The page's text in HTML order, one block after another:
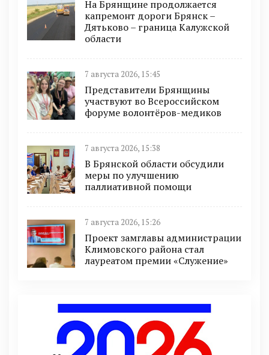
На Брянщине продолжается
капремонт дороги Брянск –
Дятьково – граница Калужской
области
7 августа 2026, 15:45
Представители Брянщины
участвуют во Всероссийском
форуме волонтёров-медиков
7 августа 2026, 15:38
В Брянской области обсудили
меры по улучшению
паллиативной помощи
7 августа 2026, 15:26
Проект замглавы администрации
Климовского района стал
лауреатом премии «Служение»